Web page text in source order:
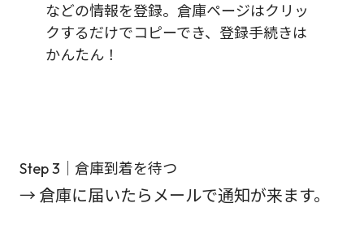
などの情報を登録。倉庫ページはクリッ
クするだけでコピーでき、登録手続きは
かんたん！
Step 3｜倉庫到着を待つ
→ 倉庫に届いたらメールで通知が来ます。